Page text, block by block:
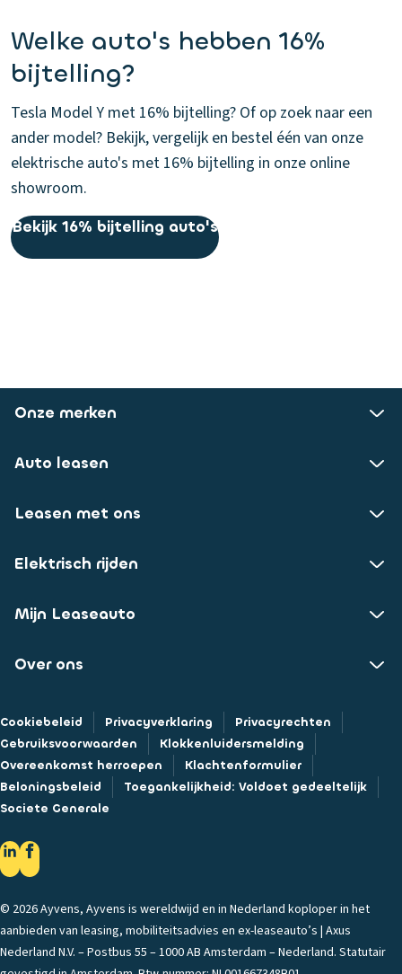
Welke auto's hebben 16%
bijtelling?
Tesla Model Y met 16% bijtelling? Of op zoek naar een
ander model? Bekijk, vergelijk en bestel één van onze
elektrische auto's met 16% bijtelling in onze online
showroom.
Bekijk 16% bijtelling auto's
Onze merken
Auto leasen
Leasen met ons
Elektrisch rijden
Mijn Leaseauto
Over ons
Cookiebeleid Privacyverklaring
Privacyrechten
Gebruiksvoorwaarden
Klokkenluidersmelding
Overeenkomst herroepen
Klachtenformulier
Beloningsbeleid
Toegankelijkheid: Voldoet gedeeltelijk
Societe Generale
© 2026 Ayvens, Ayvens is wereldwijd en in Nederland koploper in het
aanbieden van leasing, mobiliteitsadvies en ex-leaseauto’s | Axus
Nederland N.V. – Postbus 55 – 1000 AB Amsterdam – Nederland. Statutair